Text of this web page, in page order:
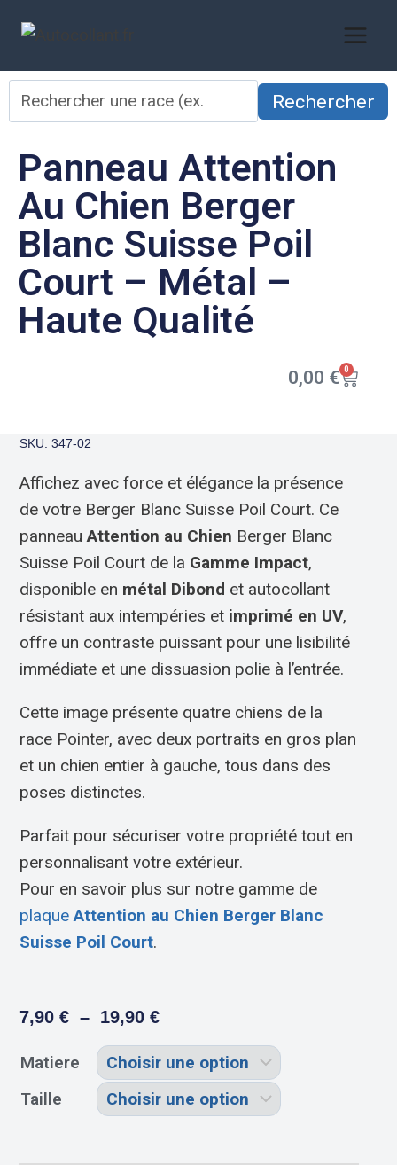
Rechercher
Panneau Attention
Au Chien Berger
Blanc Suisse Poil
Court – Métal –
Haute Qualité
0,00 € 0
SKU: 347-02
Affichez avec force et élégance la présence
de votre Berger Blanc Suisse Poil Court. Ce
panneauAttention au Chien Berger Blanc
Suisse Poil Court de la Gamme Impact,
disponible en métal Dibond et autocollant
résistant aux intempéries et imprimé en UV,
offre un contraste puissant pour une lisibilité
immédiate et une dissuasion polie à l’entrée.
Cette image présente quatre chiens de la
race Pointer, avec deux portraits en gros plan
et un chien entier à gauche, tous dans des
poses distinctes.
Parfait pour sécuriser votre propriété tout en
personnalisant votre extérieur.
Pour en savoir plus sur notre gamme de
plaqueAttention au Chien Berger Blanc
Suisse Poil Court.
7,90€ – 19,90€
Matiere
Taille